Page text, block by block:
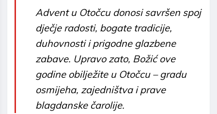
Advent u Otočcu donosi savršen spoj
dječje radosti, bogate tradicije,
duhovnosti i prigodne glazbene
zabave. Upravo zato, Božić ove
godine obilježite u Otočcu – gradu
osmijeha, zajedništva i prave
blagdanske čarolije.